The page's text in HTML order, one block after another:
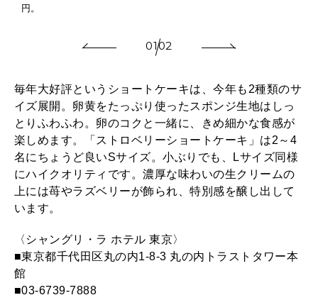
円。
0102
毎年大好評というショートケーキは、今年も2種類のサ
イズ展開。卵黄をたっぷり使ったスポンジ生地はしっ
とりふわふわ。卵のコクと一緒に、きめ細かな食感が
楽しめます。「ストロベリーショートケーキ」は2～4
名にちょうど良いSサイズ。小ぶりでも、Lサイズ同様
にハイクオリティです。濃厚な味わいの生クリームの
上には苺やラズベリーが飾られ、特別感を醸し出して
います。
〈シャングリ・ラ ホテル 東京〉
■東京都千代田区丸の内1-8-3 丸の内トラストタワー本
館
■03-6739-7888